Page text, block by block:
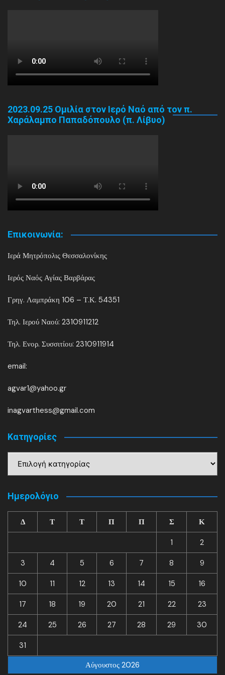
2023.09.25 Ομιλία στον Ιερό Ναό από τον π.
Χαράλαμπο Παπαδόπουλο (π. Λίβυο)
Επικοινωνία:
Ιερά Μητρόπολις Θεσσαλονίκης
Ιερός Ναός Αγίας Βαρβάρας
Γρηγ. Λαμπράκη 106 – Τ.Κ. 54351
Τηλ. Ιερού Ναού: 2310911212
Τηλ. Ενορ. Συσσιτίου: 2310911914
email:
agvar1@yahoo.gr
inagvarthess@gmail.com
Kατηγορίες
Ημερολόγιο
Αύγουστος 2026
Δ Τ Τ Π Π Σ Κ
1 2
3 4 5 6 7 8 9
10 11 12 13 14 15 16
17 18 19 20 21 22 23
24 25 26 27 28 29 30
31